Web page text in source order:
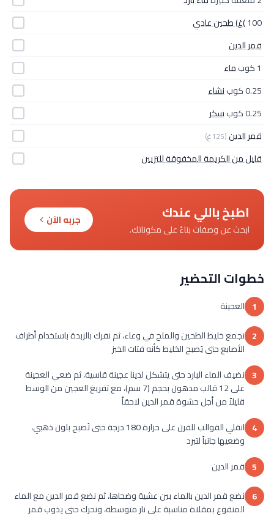
100)غ) طحين عادي
قمر الدين
1 كوب
ماء
0.25 كوب
نشاء
0.25 كوب
سكر
قمر الدين(125غ)
قليل من الكريمة المخفوقة للتزيين
اطبخ باللي عندك
ابحث عن وصفات بناءً على مكوناتك.
جربه الآن
خطوات التحضير
1 العجينة
2 نجمع خليط الطحين والملح في وعاء، ثم نفرك بالزبدة باستخدام أطراف
الأصابع حتى يُصبح الخليط كأنه فتات الخبز
3 نضيف الماء البارد حتى يتشكل لدينا عجينة قاسية، ثم ضعي العجينة
على 12 قالب مدهون بحجم (7 سم)، مع تفريغ العجين من الوسط
قليلاً من أجل حشوة قمر الدين لاحقاً
4
انقلي القوالب للفرن على حرارة 180 درجة حتى تُصبح بلون ذهبي،
وضعيها جانباً لتبرد
5 قمر الدين
6 نضع قمر الدين بالماء بين عشية وضحاها، ثم نضع قمر الدين مع الماء
المنقوع بمقلاة مناسبة على نار متوسطة، ونحرك حتى يذوب قمر